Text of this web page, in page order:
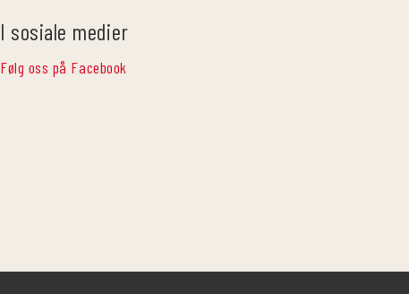
I sosiale medier
Følg oss på Facebook